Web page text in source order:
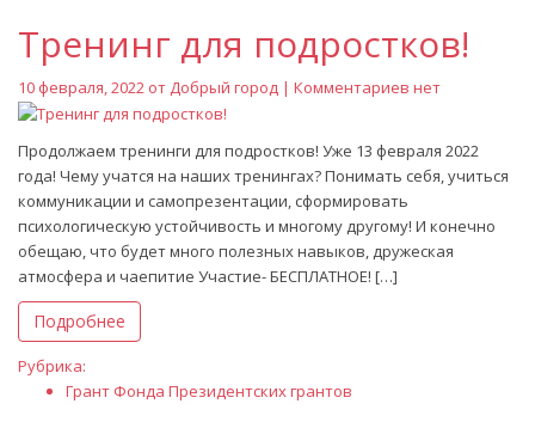
Тренинг для подростков!
10 февраля, 2022 от Добрый город | Комментариев нет
Продолжаем тренинги для подростков! Уже 13 февраля 2022
года! Чему учатся на наших тренингах? Понимать себя, учиться
коммуникации и самопрезентации, сформировать
психологическую устойчивость и многому другому! И конечно
обещаю, что будет много полезных навыков, дружеская
атмосфера и чаепитие Участие- БЕСПЛАТНОЕ! […]
Подробнее
Рубрика:
Грант Фонда Президентских грантов